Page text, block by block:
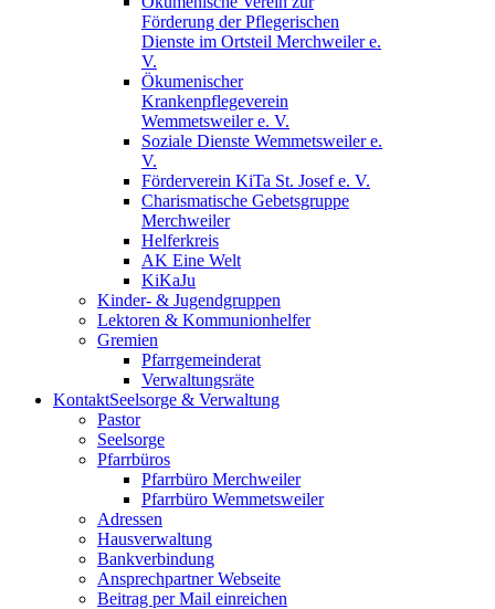
Förderung der Pflegerischen
Dienste im Ortsteil Merchweiler e.
V.
Ökumenischer
Krankenpflegeverein
Wemmetsweiler e. V.
Soziale Dienste Wemmetsweiler e.
V.
Förderverein KiTa St. Josef e. V.
Charismatische Gebetsgruppe
Merchweiler
Helferkreis
AK Eine Welt
KiKaJu
Kinder- & Jugendgruppen
Lektoren & Kommunionhelfer
Gremien
Pfarrgemeinderat
Verwaltungsräte
KontaktSeelsorge & Verwaltung
Pastor
Seelsorge
Pfarrbüros
Pfarrbüro Merchweiler
Pfarrbüro Wemmetsweiler
Adressen
Hausverwaltung
Bankverbindung
Ansprechpartner Webseite
Beitrag per Mail einreichen